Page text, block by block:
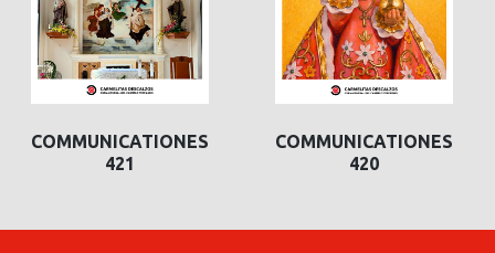
COMMUNICATIONES
421
COMMUNICATIONES
420